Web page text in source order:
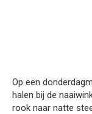
Op een
halen bij de
rook naar natte